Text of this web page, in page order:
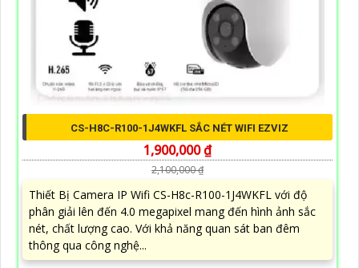
CS-H8C-R100-1J4WKFL SẮC NÉT WIFI EZVIZ
1,900,000 ₫
2,100,000 ₫
Thiết Bị Camera IP Wifi CS-H8c-R100-1J4WKFL với độ
phân giải lên đến 4.0 megapixel mang đến hình ảnh sắc
nét, chất lượng cao. Với khả năng quan sát ban đêm
thông qua công nghệ...